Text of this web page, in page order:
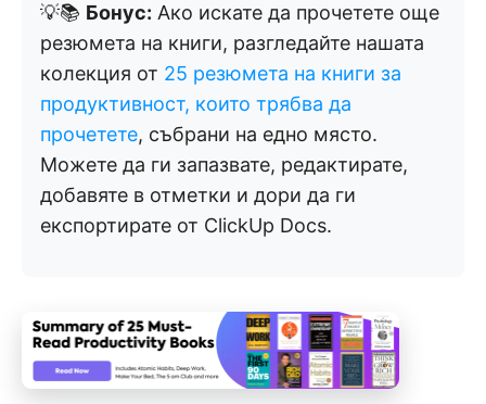
💡📚 Бонус: Ако искате да прочетете още
резюмета на книги, разгледайте нашата
колекция от 25 резюмета на книги за
продуктивност, които трябва да
прочетете, събрани на едно място.
Можете да ги запазвате, редактирате,
добавяте в отметки и дори да ги
експортирате от ClickUp Docs.